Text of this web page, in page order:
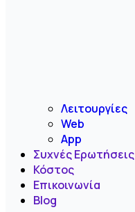
Λειτουργίες
Web
App
Συχνές Ερωτήσεις
Κόστος
Επικοινωνία
Blog